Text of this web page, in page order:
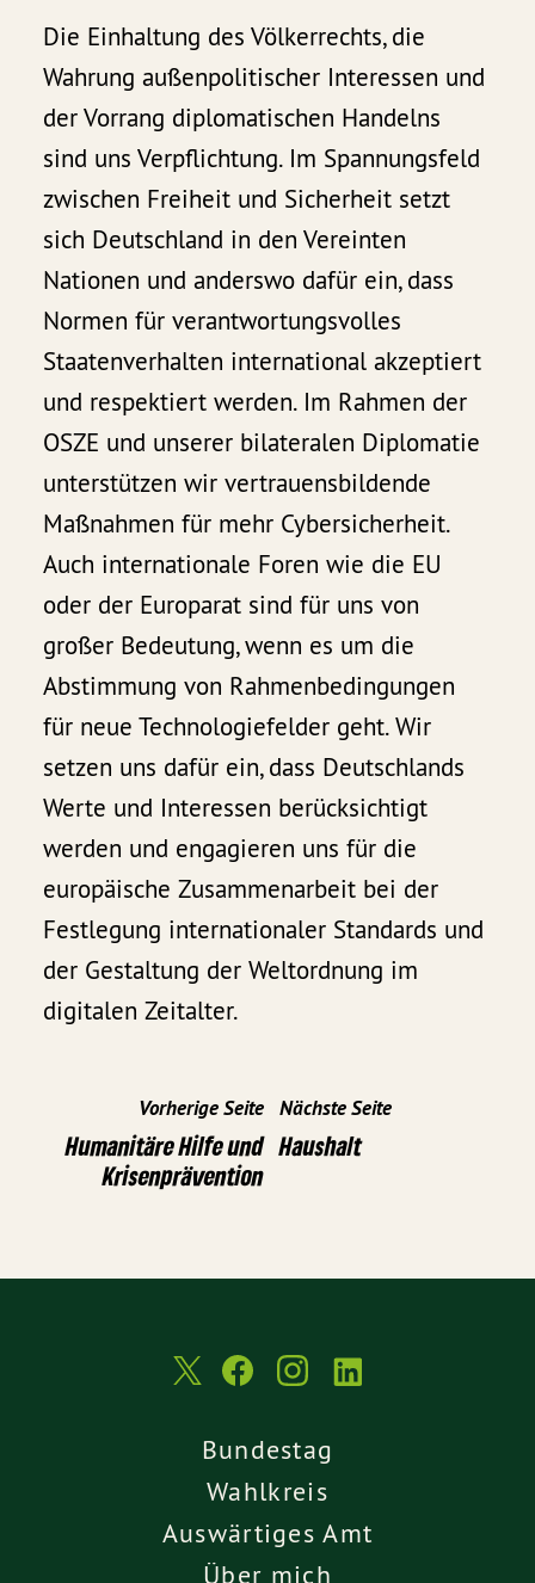
Die Einhaltung des Völkerrechts, die
Wahrung außenpolitischer Interessen und
der Vorrang diplomatischen Handelns
sind uns Verpflichtung. Im Spannungsfeld
zwischen Freiheit und Sicherheit setzt
sich Deutschland in den Vereinten
Nationen und anderswo dafür ein, dass
Normen für verantwortungsvolles
Staatenverhalten international akzeptiert
und respektiert werden. Im Rahmen der
OSZE und unserer bilateralen Diplomatie
unterstützen wir vertrauensbildende
Maßnahmen für mehr Cybersicherheit.
Auch internationale Foren wie die EU
oder der Europarat sind für uns von
großer Bedeutung, wenn es um die
Abstimmung von Rahmenbedingungen
für neue Technologiefelder geht. Wir
setzen uns dafür ein, dass Deutschlands
Werte und Interessen berücksichtigt
werden und engagieren uns für die
europäische Zusammenarbeit bei der
Festlegung internationaler Standards und
der Gestaltung der Weltordnung im
digitalen Zeitalter.
Vorherige Seite
Humanitäre Hilfe und
Krisenprävention
Nächste Seite
Haushalt
Bundestag
Wahlkreis
Auswärtiges Amt
Über mich